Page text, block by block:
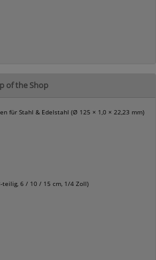
of the Shop
für Stahl & Edelstahl (Ø 125 × 1,0 × 22,23 mm)
teilig, 6 / 10 / 15 cm, 1/4 Zoll)